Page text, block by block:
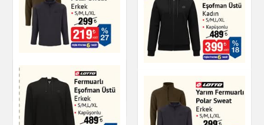
Giyim
Slip Kadın
Giyim
Yarım Fermuarlı
Polar Sweat Erkek
Giyim
Üstü Kadın
Giyim